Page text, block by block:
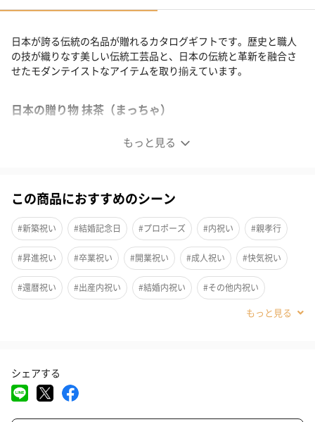
もっと見る
日本が誇る伝統の名品が贈れるカタログギフトです。歴史と職人
の技が織りなす美しい伝統工芸品と、日本の伝統と革新を融合さ
せたモダンテイストなアイテムを取り揃えています。
日本の贈り物 抹茶（まっちゃ）
この商品におすすめのシーン
#新築祝い #結婚記念日 #プロポーズ #内祝い #親孝行
#昇進祝い #卒業祝い #開業祝い #成人祝い #快気祝い
#還暦祝い #出産内祝い #結婚内祝い #その他内祝い
#米寿祝い
#お祝い
#お中元 #クリスマス
シェアする